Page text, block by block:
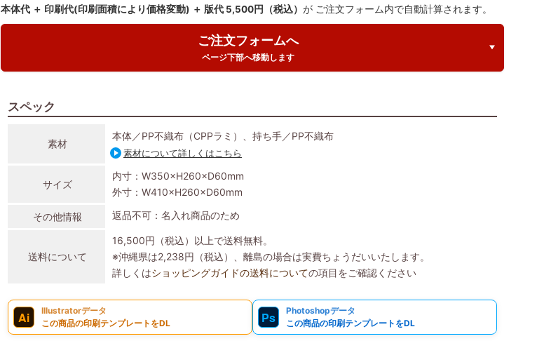
本体代 ＋ 印刷代(印刷面積により価格変動) ＋ 版代 5,500円（税込）が ご注文フォーム内で自動計算されます。
ご注文フォームへ
ページ下部へ移動します
スペック
素材
本体／PP不織布（CPPラミ）、持ち手／PP不織布
素材について詳しくはこちら
サイズ
内寸：W350×H260×D60mm
外寸：W410×H260×D60mm
その他情報 返品不可：名入れ商品のため
送料について
16,500円（税込）以上で送料無料。
※沖縄県は2,238円（税込）、離島の場合は実費ちょうだいいたします。
詳しくはショッピングガイドの送料についての項目をご確認ください
Ai
Illustratorデータ
この商品の印刷テンプレートをDL
Ps
Photoshopデータ
この商品の印刷テンプレートをDL